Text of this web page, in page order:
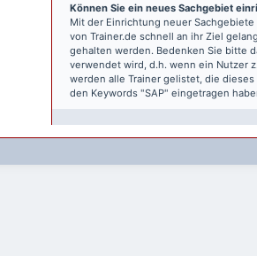
Können Sie ein neues Sachgebiet
Mit der Einrichtung neuer
von Trainer.de schnell an ihr Ziel
gehalten werden. Bedenken Sie bitte
verwendet wird, d.h. wenn ein Nutzer
werden alle Trainer gelistet, die
den Keywords "SAP" eingetragen